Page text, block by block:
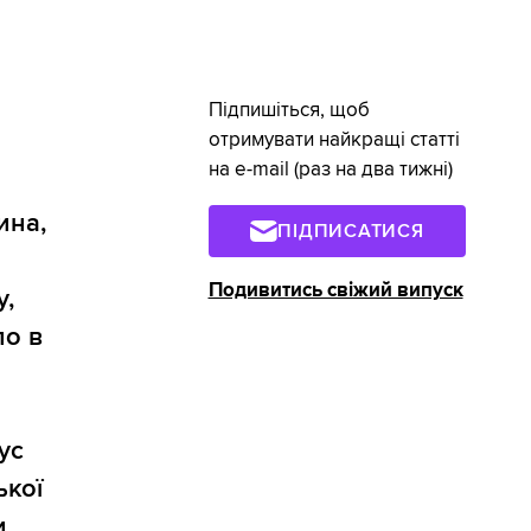
в
Підпишіться, щоб
отримувати найкращі статті
на e-mail (раз на два тижні)
ПІДПИСАТИСЯ
Подивитись свіжий випуск